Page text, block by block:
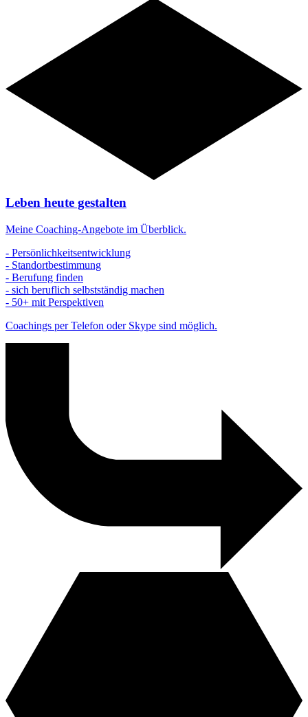
Leben heute gestalten
Meine Coaching-Angebote im Überblick.
- Persönlichkeitsentwicklung
- Standortbestimmung
- Berufung finden
- sich beruflich selbstständig machen
- 50+ mit Perspektiven
Coachings per Telefon oder Skype sind möglich.